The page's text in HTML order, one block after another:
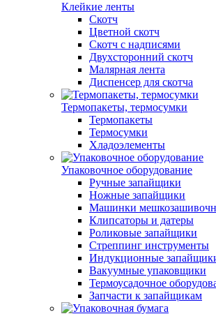
Клейкие ленты
Скотч
Цветной скотч
Скотч с надписями
Двухсторонний скотч
Малярная лента
Диспенсер для скотча
Термопакеты, термосумки
Термопакеты
Термосумки
Хладоэлементы
Упаковочное оборудование
Ручные запайщики
Ножные запайщики
Машинки
Клипсаторы и датеры
Роликовые запайщики
Стреппинг инструменты
Индукционные
Вакуумные упаковщики
Термоусадочное
Запчасти к запайщикам